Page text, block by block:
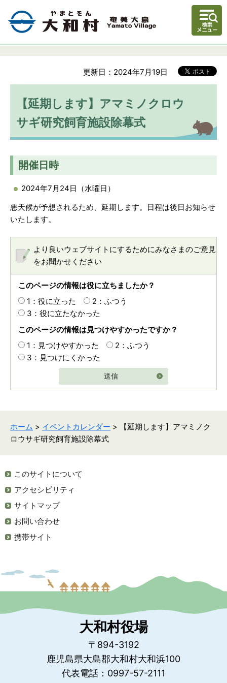
更新日：2024年7月19日
【延期します】アマミノクロウ
サギ研究飼育施設除幕式
開催日時
2024年7月24日（水曜日）
悪天候が予想されるため、延期します。日程は後日お知らせ
いたします。
より良いウェブサイトにするためにみなさまのご意見
をお聞かせください
このページの情報は役に立ちましたか？
1：役に立った
2：ふつう
3：役に立たなかった
このページの情報は見つけやすかったですか？
1：見つけやすかった
2：ふつう
3：見つけにくかった
送信
ホーム > イベントカレンダー > 【延期します】アマミノク
ロウサギ研究飼育施設除幕式
このサイトについて
アクセシビリティ
サイトマップ
お問い合わせ
携帯サイト
大和村役場
〒894-3192
鹿児島県大島郡大和村大和浜100
代表電話：0997-57-2111